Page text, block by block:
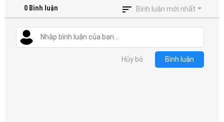
0 Bình luận Bình luận mới nhất
Hủy bỏ Bình luận